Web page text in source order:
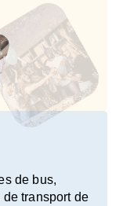
de bus,
transport de